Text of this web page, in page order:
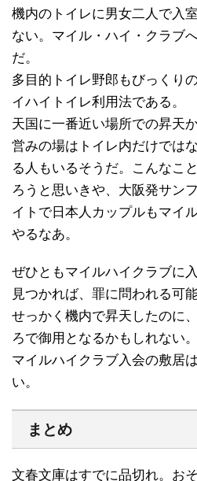
機内のトイレに男女二人で入
ない。マイル・ハイ・クラブ
だ。
多目的トイレ野郎もびっくり
イハイトイレ利用法である。
天国に一番近い場所での昇天
営みの場はトイレ内だけでは
る人もいるそうだ。こんなこ
ろうと思いきや、大阪発サン
イトで日本人カップルもマイ
やるなあ。
ぜひともマイルハイクラブに
見つかれば、罪に問われる可能
せっかく機内で昇天したのに
ろで御用となるかもしれない。
マイルハイクラブ入会の敷居
い。
まとめ
文春文庫はすでに品切れ。お